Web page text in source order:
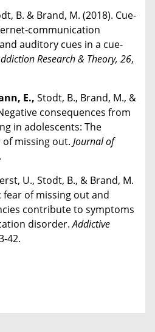
B. & Brand, M. (2018). Cue-
communication
auditory cues in a cue-
Research & Theory, 26,
E., Stodt, B., Brand, M., &
consequences from
in adolescents: The
missing out. Journal of
U., Stodt, B., & Brand, M.
fear of missing out and
contribute to symptoms
disorder.Addictive
42.